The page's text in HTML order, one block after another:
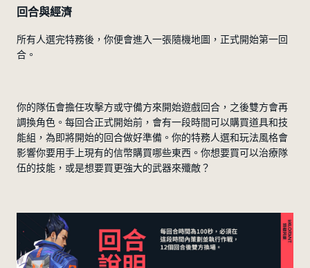
回合與經濟
所有人選完特務後，你便會進入一張隨機地圖，正式開始第一回
合。
你的隊伍會擔任攻擊方或守備方來開始遊戲回合，之後雙方會再
調換角色。每回合正式開始前，會有一段時間可以購買道具和技
能組，為即將開始的回合做好準備。你的特務人選和玩法風格會
影響你要用手上現有的信幣購買哪些東西。你想要買可以治療隊
伍的技能，或是想要買更強大的武器來殲敵？